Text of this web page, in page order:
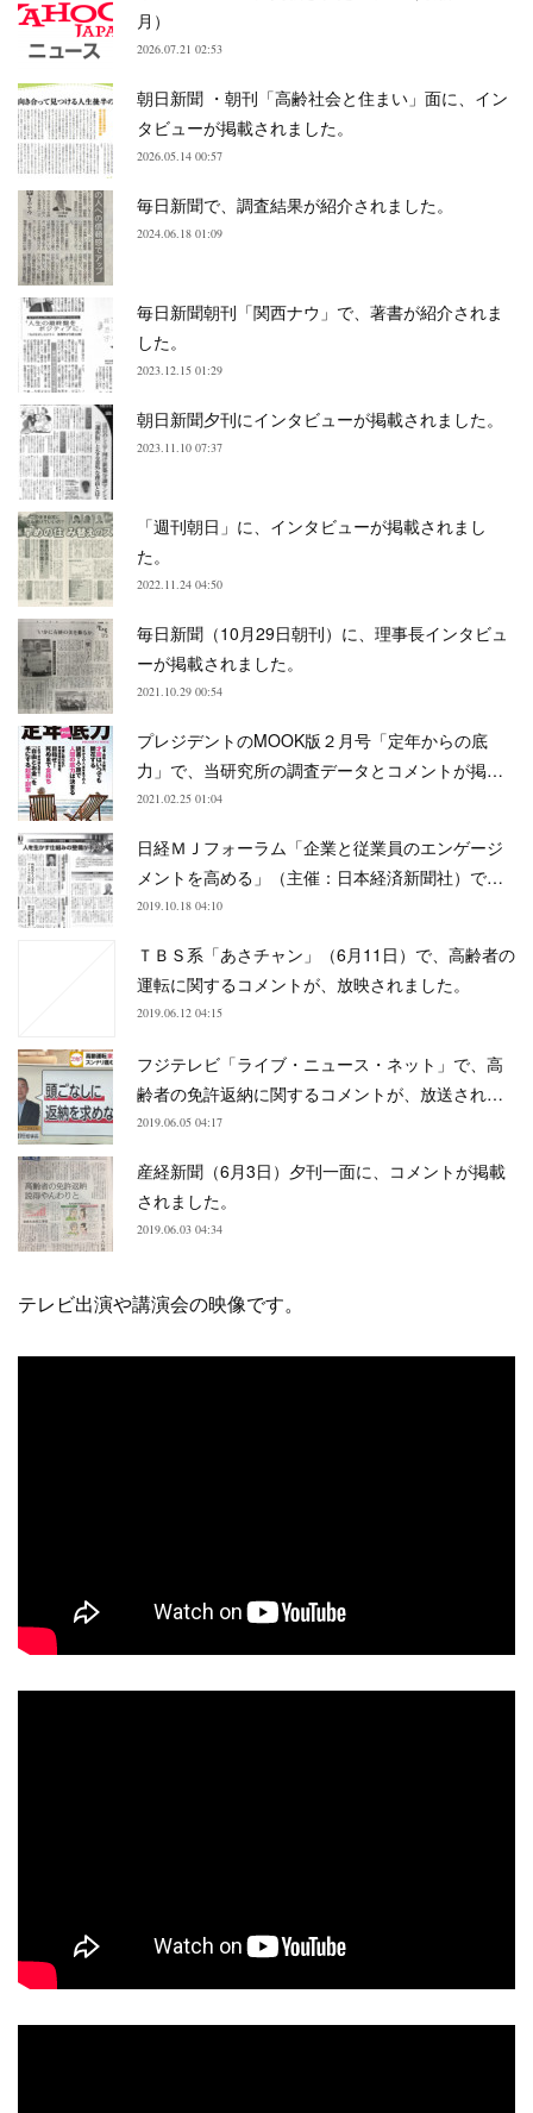
月）
2026.07.21 02:53
朝日新聞 ・朝刊「高齢社会と住まい」面に、イン
タビューが掲載されました。
2026.05.14 00:57
毎日新聞で、調査結果が紹介されました。
2024.06.18 01:09
毎日新聞朝刊「関西ナウ」で、著書が紹介されま
した。
2023.12.15 01:29
朝日新聞夕刊にインタビューが掲載されました。
2023.11.10 07:37
「週刊朝日」に、インタビューが掲載されまし
た。
2022.11.24 04:50
毎日新聞（10月29日朝刊）に、理事長インタビュ
ーが掲載されました。
2021.10.29 00:54
プレジデントのMOOK版２月号「定年からの底
力」で、当研究所の調査データとコメントが掲…
2021.02.25 01:04
日経ＭＪフォーラム「企業と従業員のエンゲージ
メントを高める」（主催：日本経済新聞社）で…
2019.10.18 04:10
ＴＢＳ系「あさチャン」（6月11日）で、高齢者の
運転に関するコメントが、放映されました。
2019.06.12 04:15
フジテレビ「ライブ・ニュース・ネット」で、高
齢者の免許返納に関するコメントが、放送され…
2019.06.05 04:17
産経新聞（6月3日）夕刊一面に、コメントが掲載
されました。
2019.06.03 04:34
テレビ出演や講演会の映像です。